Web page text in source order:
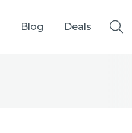
Blog Deals